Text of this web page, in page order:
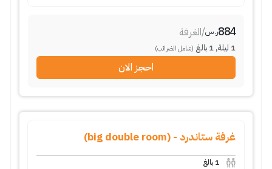
884ر.س/الغرفة
1 ليلة,
1 بالغ (شامل الضرائب)
احجز الان
غرفة ستاندرد - (big double room)
1 بالغ